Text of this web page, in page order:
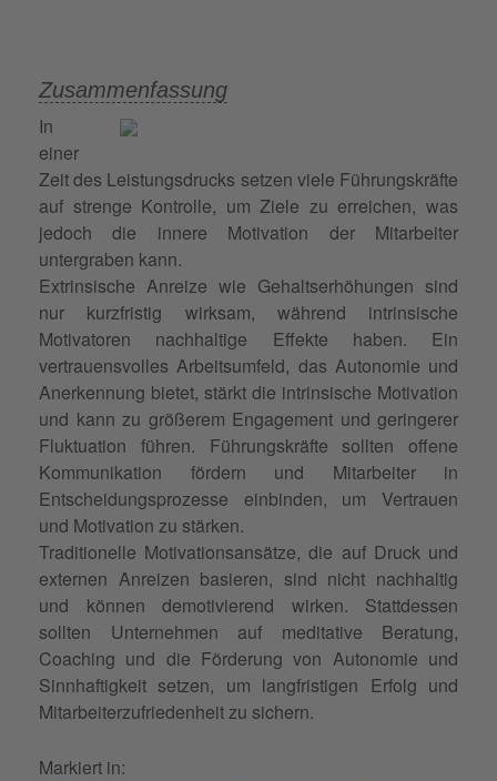
Zusammenfassung
In
einer
Zeit des Leistungsdrucks setzen viele Führungskräfte
auf strenge Kontrolle, um Ziele zu erreichen, was
jedoch die innere Motivation der Mitarbeiter
untergraben kann.
Extrinsische Anreize wie Gehaltserhöhungen sind
nur kurzfristig wirksam, während intrinsische
Motivatoren nachhaltige Effekte haben. Ein
vertrauensvolles Arbeitsumfeld, das Autonomie und
Anerkennung bietet, stärkt die intrinsische Motivation
und kann zu größerem Engagement und geringerer
Fluktuation führen. Führungskräfte sollten offene
Kommunikation fördern und Mitarbeiter in
Entscheidungsprozesse einbinden, um Vertrauen
und Motivation zu stärken.
Traditionelle Motivationsansätze, die auf Druck und
externen Anreizen basieren, sind nicht nachhaltig
und können demotivierend wirken. Stattdessen
sollten Unternehmen auf meditative Beratung,
Coaching und die Förderung von Autonomie und
Sinnhaftigkeit setzen, um langfristigen Erfolg und
Mitarbeiterzufriedenheit zu sichern.
Markiert in: